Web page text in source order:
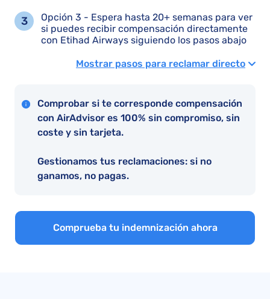
Opción 3 - Espera hasta 20+ semanas para ver
si puedes recibir compensación directamente
con Etihad Airways siguiendo los pasos abajo
Mostrar pasos para reclamar directo
Comprobar si te corresponde compensación
con AirAdvisor es 100% sin compromiso, sin
coste y sin tarjeta.
Gestionamos tus reclamaciones: si no
ganamos, no pagas.
Comprueba tu indemnización ahora